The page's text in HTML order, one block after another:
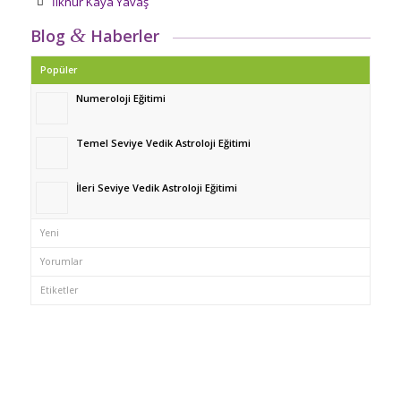
Blog &Haberler
Popüler
Numeroloji Eğitimi
Temel Seviye Vedik Astroloji Eğitimi
İleri Seviye Vedik Astroloji Eğitimi
Yeni
Yorumlar
Etiketler